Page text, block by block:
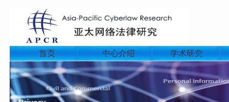
首页 中心介绍 学术研究